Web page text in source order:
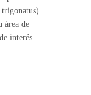
trigonatus)
área de
interés